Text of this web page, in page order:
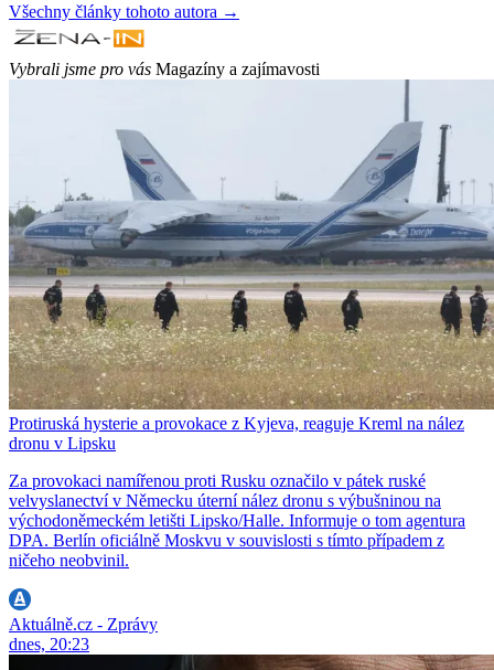
Všechny články tohoto autora →
Vybrali jsme pro vás Magazíny a zajímavosti
Protiruská hysterie a provokace z Kyjeva, reaguje Kreml na nález
dronu v Lipsku
Za provokaci namířenou proti Rusku označilo v pátek ruské
velvyslanectví v Německu úterní nález dronu s výbušninou na
východoněmeckém letišti Lipsko/Halle. Informuje o tom agentura
DPA. Berlín oficiálně Moskvu v souvislosti s tímto případem z
ničeho neobvinil.
Aktuálně.cz - Zprávy
dnes, 20:23